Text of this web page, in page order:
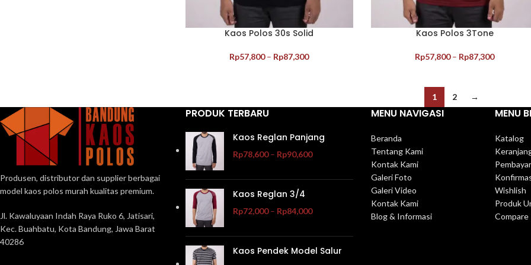
Kaos Polos 30s Solid
Rp57,800 – Rp87,300
Kaos Polos 3Tone
Rp57,800 – Rp87,300
1 2 →
Produsen, distributor dan supplier berbagai
model kaos polos murah kualitas premium.
Jl. Kawaluyaan Indah Raya Ruko 6, Jatisari,
Kec. Buahbatu, Kota Bandung, Jawa Barat
40286
PRODUK TERBARU
Kaos Reglan Panjang
Rp78,600 – Rp90,600
Kaos Reglan 3/4
Rp72,000 – Rp84,000
Kaos Pendek Model Salur
MENU NAVIGASI
Beranda
Tentang Kami
Kontak Kami
Galeri Foto
Galeri Video
Kontak Kami
Blog & Informasi
MENU
Katalog
Wishlish
Produk
Compare